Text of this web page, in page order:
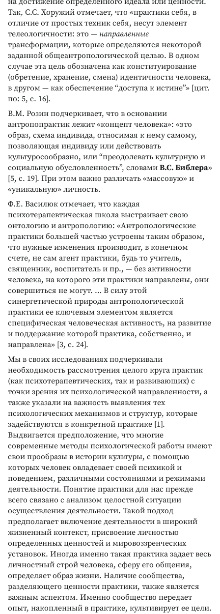
Так, С.С. Хоружий отмечает, что «практики себя, в
отличие от простых техник себя, несут элемент
телеологичности: это — направленные
трансформации, которые определяются некоторой
заданной общеантропологической целью. В одном
случае эта цель обозначена как конституирование
(обретение, хранение, смена) идентичности человека,
в другом — как обеспечение “доступа к истине”» [цит.
по: 5, с. 16].
В.М. Розин подчеркивает, что в основании
антропопрактик лежит «концепт человека»: «это
образ, схема индивида, относимая к нему самому,
позволяющая индивиду или действовать
культуросообразно, или “преодолевать культурную и
социальную обусловленность”, словами В.С. Библера»
[5, с. 19]. При этом важно различать «массовую» и
«уникальную» личность.
Ф.Е. Василюк отмечает, что каждая
психотерапевтическая школа выстраивает свою
онтологию и антропологию: «Антропологические
практики большей частью устроены таким образом,
что нужные изменения производит, в конечном
счете, не сам агент практики, будь то учитель,
священник, воспитатель и пр., — без активности
человека, на которого эти практики направлены, они
совершиться не могут. … В силу этой
синергетической природы антропологической
практики ее ключевым элементом является
специфическая человеческая активность, на развитие
и поддержание которой практика, собственно, и
направлена» [3, с. 24].
Мы в своих исследованиях подчеркивали
необходимость рассмотрения целого круга практик
(как психотерапевтических, так и развивающих) с
точки зрения их психологической направленности, а
также указали на важность выявления тех
психологических механизмов и структур, которые
задействуются в конкретной практике [1].
Выдвигается предположение, что многие
современные методы психологической работы имеют
свои прообразы в истории культуры, с помощью
которых человек овладевает своей психикой и
поведением, различными состояниями и режимами
деятельности. Понятие практики для нас прежде
всего связано с анализом целостной ситуации
осуществления деятельности. Такой подход
предполагает включение деятельности в широкий
жизненный контекст, присвоение личностью
определенных ценностей и мировоззренческих
установок. Иногда именно такая практика задает весь
личностный строй человека, сферу его общения,
определяет образ жизни. Наличие сообщества,
разделяющего ценности практики, также является
важным аспектом. Именно сообщество передает
опыт, накопленный в практике, культивирует ее цели.